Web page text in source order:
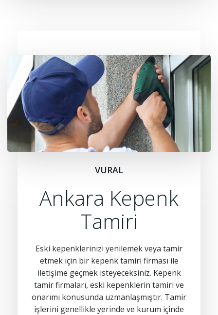
VURAL
Ankara Kepenk
Tamiri
Eski kepenklerinizi yenilemek veya tamir
etmek için bir kepenk tamiri firması ile
iletişime geçmek isteyeceksiniz. Kepenk
tamir firmaları, eski kepenklerin tamiri ve
onarımı konusunda uzmanlaşmıştır. Tamir
işlerini genellikle yerinde ve kurum içinde